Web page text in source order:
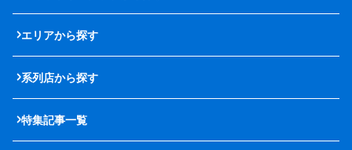
エリアから探す
系列店から探す
特集記事一覧